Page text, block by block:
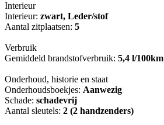
Interieur
Interieur: zwart, Leder/stof
Aantal zitplaatsen: 5
Verbruik
Gemiddeld brandstofverbruik: 5,4 l/100km
Onderhoud, historie en staat
Onderhoudsboekjes: Aanwezig
Schade: schadevrij
Aantal sleutels: 2 (2 handzenders)